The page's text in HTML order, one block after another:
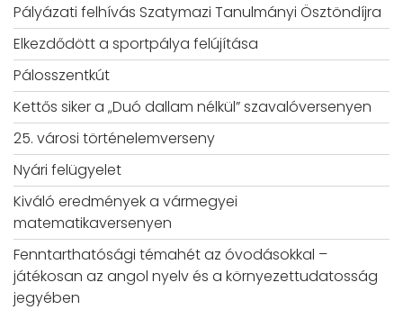
Pályázati felhívás Szatymazi Tanulmányi Ösztöndíjra
Elkezdődött a sportpálya felújítása
Pálosszentkút
Kettős siker a „Duó dallam nélkül” szavalóversenyen
25. városi történelemverseny
Nyári felügyelet
Kiváló eredmények a vármegyei
matematikaversenyen
Fenntarthatósági témahét az óvodásokkal –
játékosan az angol nyelv és a környezettudatosság
jegyében